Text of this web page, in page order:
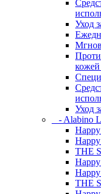
Уход
кожей
Уход
- Alabino
THE
THE